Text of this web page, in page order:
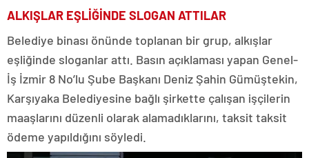
ALKIŞLAR EŞLİĞİNDE SLOGAN ATTILAR
Belediye binası önünde toplanan bir grup, alkışlar
eşliğinde sloganlar attı. Basın açıklaması yapan Genel-
İş İzmir 8 No’lu Şube Başkanı Deniz Şahin Gümüştekin,
Karşıyaka Belediyesine bağlı şirkette çalışan işçilerin
maaşlarını düzenli olarak alamadıklarını, taksit taksit
ödeme yapıldığını söyledi.